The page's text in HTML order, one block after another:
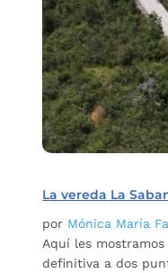
La vereda La
por Mónica María
Aquí les
definitiva a dos